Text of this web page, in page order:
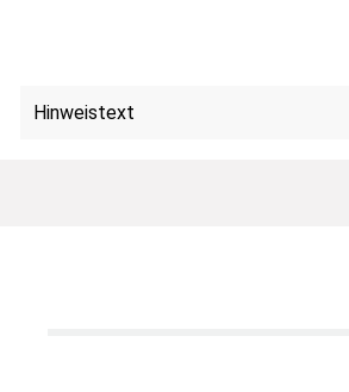
Hinweistext